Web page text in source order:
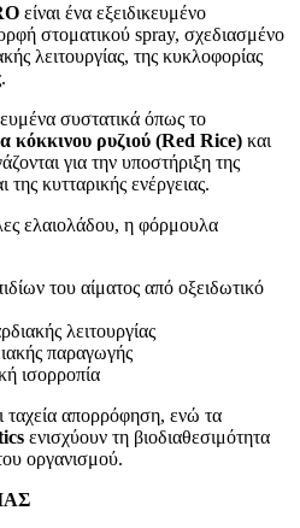
είναι ένα εξειδικευμένο
στοματικού spray, σχεδιασμένο
λειτουργίας, της κυκλοφορίας
συστατικά όπως το
κόκκινου ρυζιού (Red Rice) και
για την υποστήριξη της
της κυτταρικής ενέργειας.
ελαιολάδου, η φόρμουλα
του αίματος από οξειδωτικό
λειτουργίας
παραγωγής
ισορροπία
ταχεία απορρόφηση, ενώ τα
ενισχύουν τη βιοδιαθεσιμότητα
οργανισμού.